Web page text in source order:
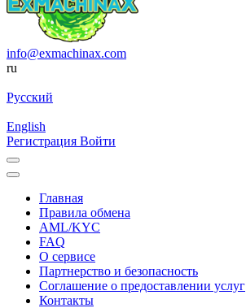
info@exmachinax.com
ru
Русский
English
Регистрация Войти
Главная
Правила обмена
AML/KYC
FAQ
О сервисе
Партнерство и безопасность
Соглашение о предоставлении услуг
Контакты